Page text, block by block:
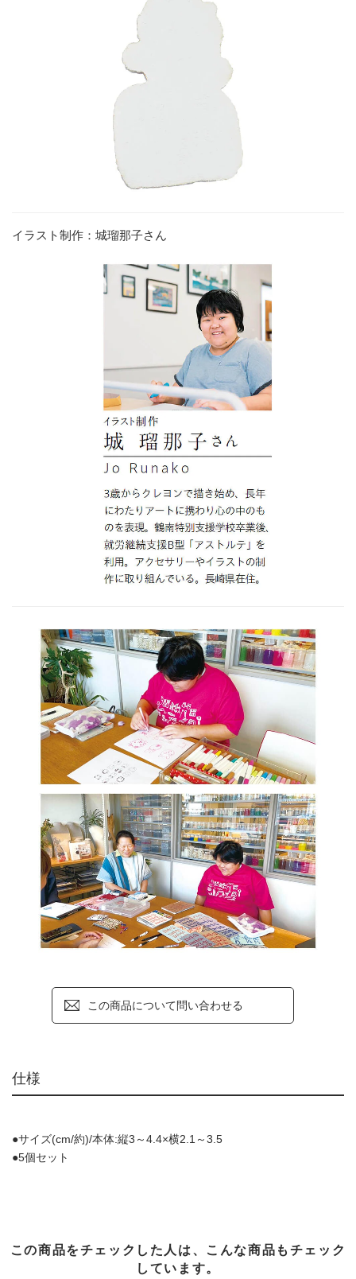
イラスト制作：城瑠那子さん
この商品について問い合わせる
仕様
●サイズ(cm/約)/本体:縦3～4.4×横2.1～3.5
●5個セット
この商品をチェックした人は、こんな商品もチェック
しています。